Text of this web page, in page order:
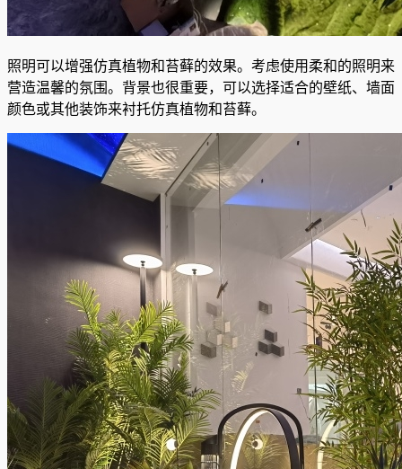
照明可以增强仿真植物和苔藓的效果。考虑使用柔和的照明来
营造温馨的氛围。背景也很重要，可以选择适合的壁纸、墙面
颜色或其他装饰来衬托仿真植物和苔藓。